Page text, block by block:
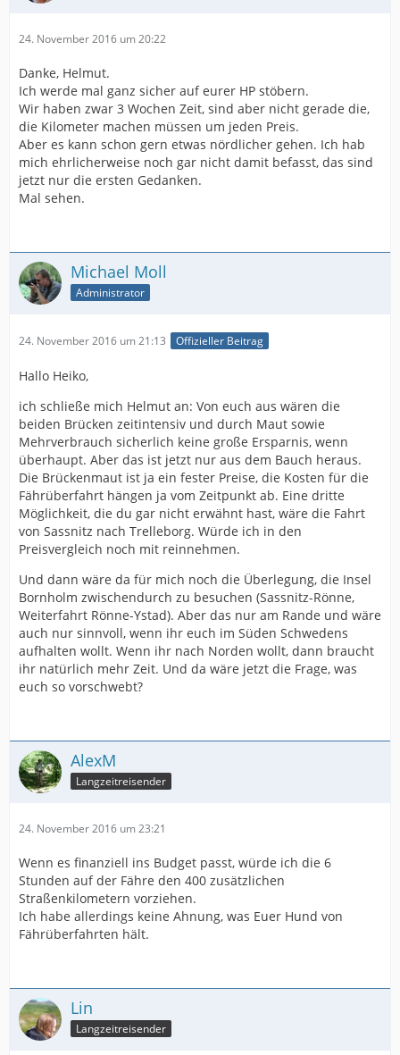
24. November 2016 um 20:22
Danke, Helmut.
Ich werde mal ganz sicher auf eurer HP stöbern.
Wir haben zwar 3 Wochen Zeit, sind aber nicht gerade die,
die Kilometer machen müssen um jeden Preis.
Aber es kann schon gern etwas nördlicher gehen. Ich hab
mich ehrlicherweise noch gar nicht damit befasst, das sind
jetzt nur die ersten Gedanken.
Mal sehen.
Michael Moll
Administrator
24. November 2016 um 21:13 Offizieller Beitrag
Hallo Heiko,
ich schließe mich Helmut an: Von euch aus wären die
beiden Brücken zeitintensiv und durch Maut sowie
Mehrverbrauch sicherlich keine große Ersparnis, wenn
überhaupt. Aber das ist jetzt nur aus dem Bauch heraus.
Die Brückenmaut ist ja ein fester Preise, die Kosten für die
Fährüberfahrt hängen ja vom Zeitpunkt ab. Eine dritte
Möglichkeit, die du gar nicht erwähnt hast, wäre die Fahrt
von Sassnitz nach Trelleborg. Würde ich in den
Preisvergleich noch mit reinnehmen.
Und dann wäre da für mich noch die Überlegung, die Insel
Bornholm zwischendurch zu besuchen (Sassnitz-Rönne,
Weiterfahrt Rönne-Ystad). Aber das nur am Rande und wäre
auch nur sinnvoll, wenn ihr euch im Süden Schwedens
aufhalten wollt. Wenn ihr nach Norden wollt, dann braucht
ihr natürlich mehr Zeit. Und da wäre jetzt die Frage, was
euch so vorschwebt?
AlexM
Langzeitreisender
24. November 2016 um 23:21
Wenn es finanziell ins Budget passt, würde ich die 6
Stunden auf der Fähre den 400 zusätzlichen
Straßenkilometern vorziehen.
Ich habe allerdings keine Ahnung, was Euer Hund von
Fährüberfahrten hält.
Lin
Langzeitreisender